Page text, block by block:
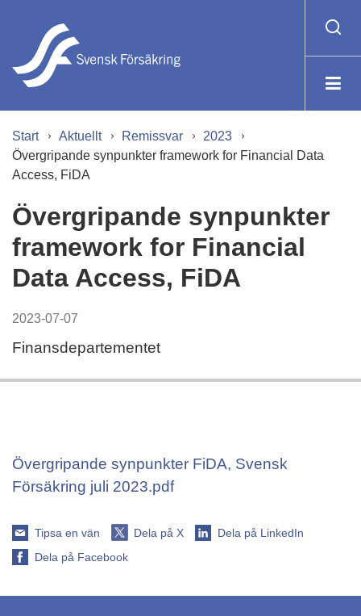
Start Aktuellt Remissvar
2023
Övergripande synpunkter framework for Financial Data
Access, FiDA
Övergripande synpunkter
framework for Financial
Data Access, FiDA
2023-07-07
Finansdepartementet
Övergripande synpunkter FiDA, Svensk
Försäkring juli 2023.pdf
Tipsa en vän Dela på X
Dela på LinkedIn
Dela på Facebook